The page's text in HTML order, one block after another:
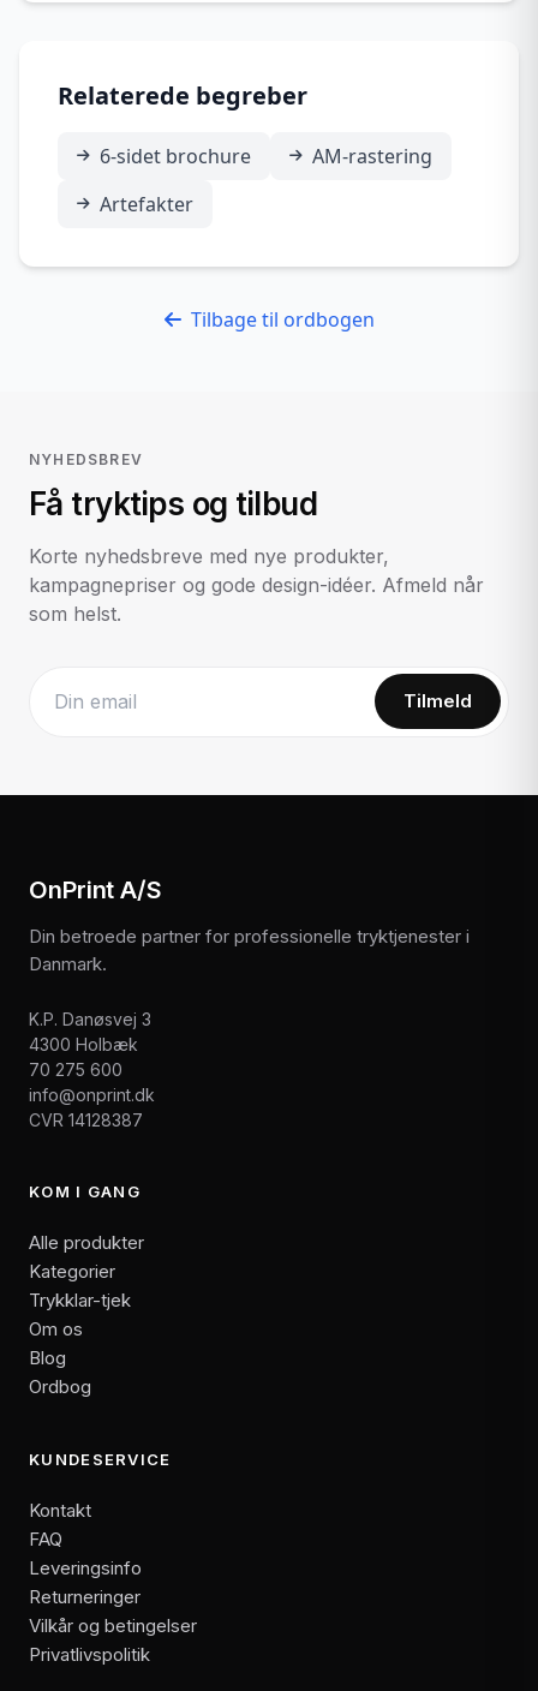
Relaterede begreber
6-sidet brochure
AM-rastering
Artefakter
Tilbage til ordbogen
NYHEDSBREV
Få tryktips og tilbud
Korte nyhedsbreve med nye produkter,
kampagnepriser og gode design-idéer. Afmeld når
som helst.
Tilmeld
OnPrint A/S
Din betroede partner for professionelle tryktjenester i
Danmark.
K.P. Danøsvej 3
4300 Holbæk
70 275 600
info@onprint.dk
CVR 14128387
KOM I GANG
Alle produkter
Kategorier
Trykklar-tjek
Om os
Blog
Ordbog
KUNDESERVICE
Kontakt
FAQ
Leveringsinfo
Returneringer
Vilkår og betingelser
Privatlivspolitik